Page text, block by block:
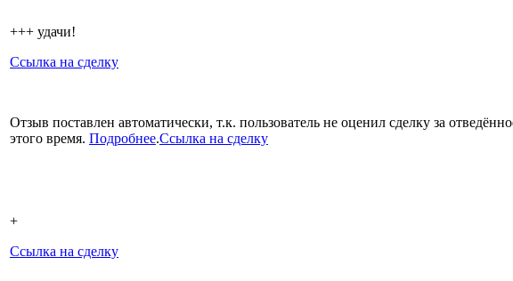
+++ удачи!
Ссылка на сделку
Отзыв поставлен автоматически, т.к. пользователь не оценил сделку за
этого время. Подробнее.Ссылка на сделку
+
Ссылка на сделку